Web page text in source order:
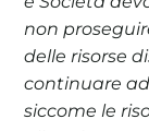
non
delle risorse
continuare ad
siccome le